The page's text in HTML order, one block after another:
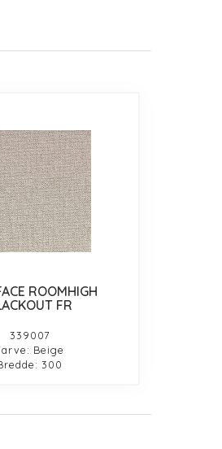
ROOMHIGH
FR
339007
Beige
300